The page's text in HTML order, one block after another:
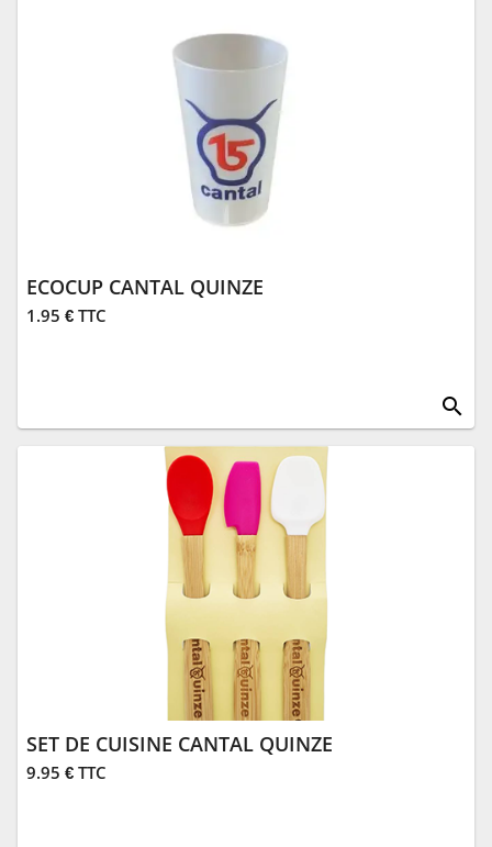
ECOCUP CANTAL QUINZE
1.95 € TTC
search
SET DE CUISINE CANTAL QUINZE
9.95 € TTC